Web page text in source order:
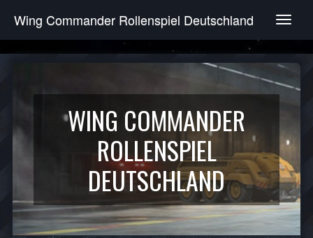
T
g
e
v
g
a
t
i
o
n
Wing Commander Rollenspiel Deutschland
WING COMMANDER
ROLLENSPIEL
DEUTSCHLAND